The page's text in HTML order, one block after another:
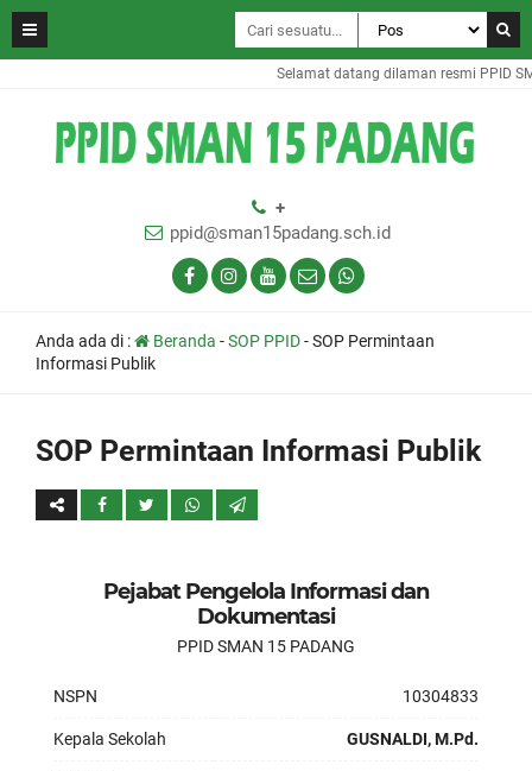
Selamat datang dilaman resmi PPID
+
ppid@sman15padang.sch.id
Anda ada di : Beranda -SOP PPID-SOP Permintaan
Informasi Publik
SOP Permintaan Informasi Publik
Pejabat Pengelola Informasi dan
Dokumentasi
PPID SMAN 15 PADANG
NSPN 10304833
Kepala Sekolah GUSNALDI, M.Pd.